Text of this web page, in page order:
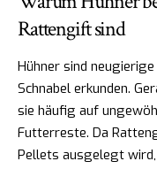
Rattengift sind
Hühner sind
Schnabel erkunden.
sie häufig auf
Futterreste. Da
Pellets ausgelegt